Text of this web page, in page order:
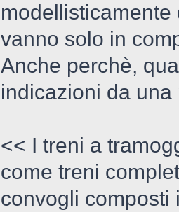
vanno solo in
Anche perchè,
indicazioni da
<< I treni a
come treni
convogli composti